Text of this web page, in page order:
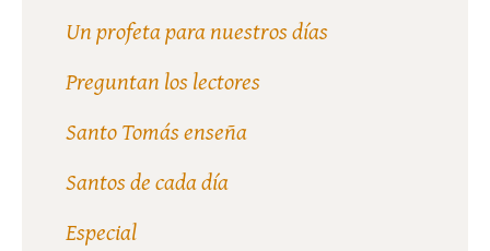
Un profeta para nuestros días
Preguntan los lectores
Santo Tomás enseña
Santos de cada día
Especial